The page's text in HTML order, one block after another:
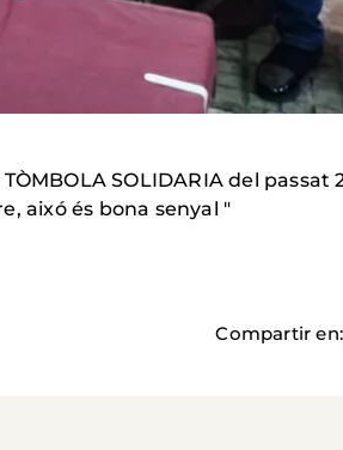
SOLIDARIA del passat
aixó és bona senyal "
Compartir en